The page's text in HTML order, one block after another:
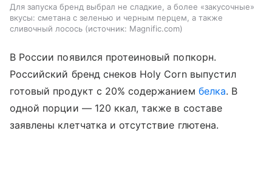
Для запуска бренд выбрал не сладкие, а более «закусочные»
вкусы: сметана с зеленью и черным перцем, а также
сливочный лосось
источник: Magnific.com
В России появился протеиновый попкорн.
Российский бренд снеков Holy Corn выпустил
готовый продукт с 20% содержанием белка. В
одной порции — 120 ккал, также в составе
заявлены клетчатка и отсутствие глютена.